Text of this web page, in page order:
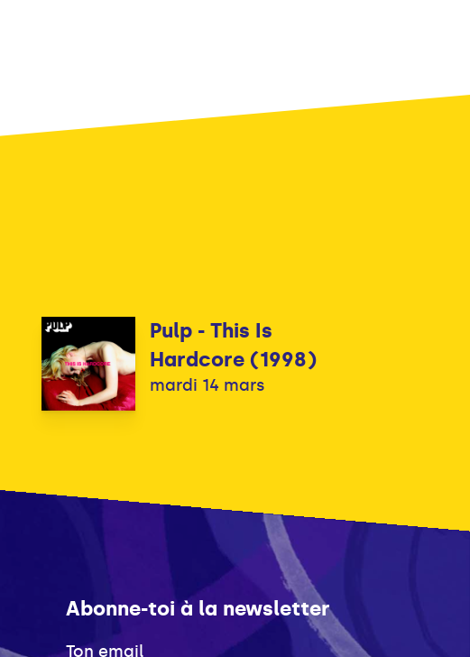
Pulp - This Is
Hardcore (1998)
mardi 14 mars
Abonne-toi à la newsletter
Ton email